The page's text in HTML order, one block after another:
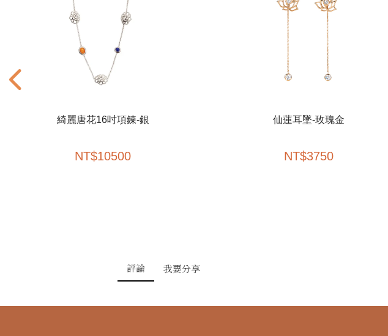
綺麗唐花16吋項鍊-銀
NT$10500
仙蓮耳墜-玫瑰金
NT$3750
評論 我要分享